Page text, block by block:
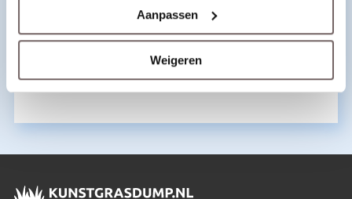
Aanpassen
Weigeren
Lijmband voor kunstgras – 20 cm
breed (per meter)
€1,50 per m2